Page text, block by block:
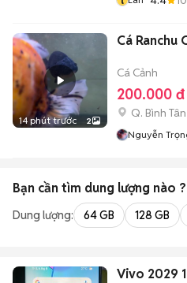
14 phút trước 2
Cá Ranchu
Cá Cảnh
200.000 đ
Q. Bình Tân
Nguyễn
Bạn cần tìm dung lượng nào ?
Dung lượng: 64 GB 128 GB
Vivo 2029